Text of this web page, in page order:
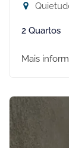
2 Quartos
Mais